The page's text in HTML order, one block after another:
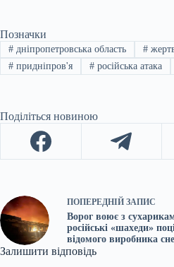
Позначки
#дніпропетровська область #
#придніпров'я #російська атака
Поділіться новиною
ПОПЕРЕДНІЙ ЗАПИС
Ворог воює з
російські «шахеди»
відомого виробника
Залишити відповідь